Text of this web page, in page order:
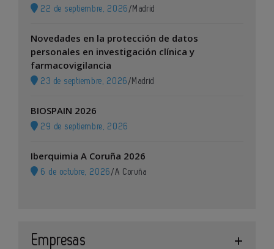
22 de septiembre, 2026 / Madrid
Novedades en la protección de datos
personales en investigación clínica y
farmacovigilancia
23 de septiembre, 2026 / Madrid
BIOSPAIN 2026
29 de septiembre, 2026
Iberquimia A Coruña 2026
6 de octubre, 2026 /A Coruña
Empresas